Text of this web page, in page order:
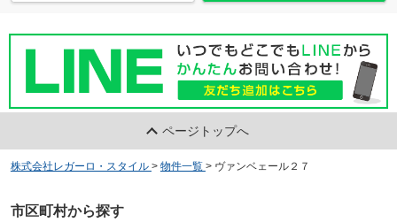
ページトップへ
株式会社レガーロ・スタイル > 物件一覧 > ヴァンベェール２７
市区町村から探す